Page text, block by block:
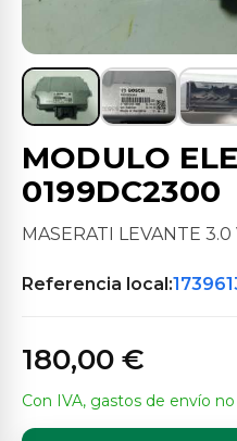
MODULO
0199DC2300
MASERATI LEVANTE
Referencia local:
180,00 €
Con IVA, gastos de envío